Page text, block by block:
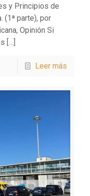
y Principios de
(1ª parte), por
Opinión Si
[…]
Leer más